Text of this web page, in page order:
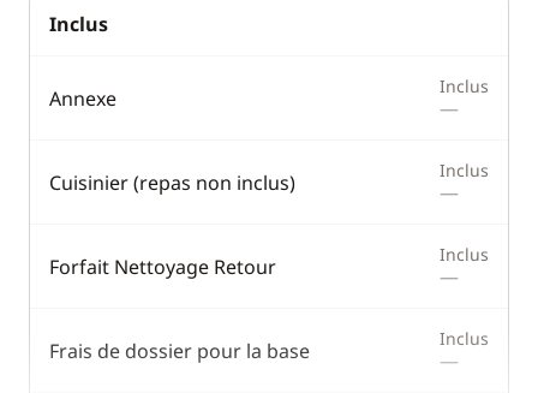
Cuisinière
Ice Maker
Réfrigérateur
éléctrique
Inclus
Annexe Inclus
—
Cuisinier (repas non inclus) Inclus
—
Forfait Nettoyage Retour Inclus
—
Frais de dossier pour la base Inclus
—